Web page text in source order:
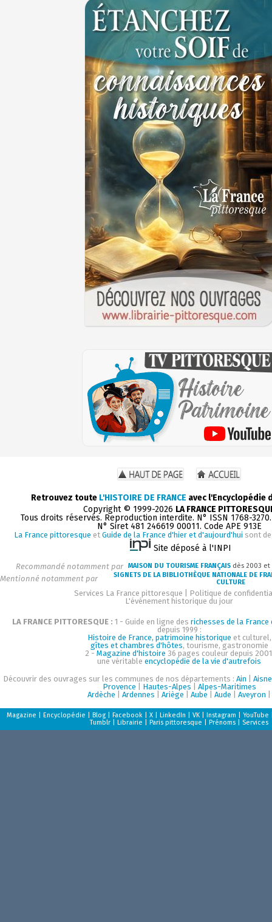
Retrouvez toute L'HISTOIRE DE FRANCE avec l'Encyclopédie
Copyright © 1999-2026 LA FRANCE
Tous droits réservés. Reproduction interdite. N° ISSN 1768-
N° Siret 481 246619 00011. Code APE 913E
La France pittoresque et Guide de la France d'hier et d'aujourd'hui sont
Site déposé à l'INPI
Recommandé notamment par MAISON DU TOURISME FRANÇAIS dès 2003 et
Mentionné notamment par
SIGNETS DE LA BIBLIOTHÈQUE NATIONALE DE
CULTURE
Services La France pittoresque
Politique de
L'événement historique du jour
LA FRANCE PITTORESQUE : 1 - Guide en ligne des richesses de la
depuis 1999 :
Histoire de France, patrimoine historique et culturel,
gîtes et chambres d'hôtes, tourisme, gastronomie
2 - Magazine d'histoire 36 pages couleur depuis
une véritable encyclopédie de la vie d'autrefois
Découvrir des ouvrages sur les communes de nos départements : Ain
Aisne
Provence
Hautes-Alpes
Alpes-Maritimes
Ardèche
Ardennes Ariège Aube Aude Aveyron
Magazine Encyclopédie Blog Facebook X LinkedIn VK Instagram YouTube
Tumblr
Librairie Paris pittoresque Prénoms Services